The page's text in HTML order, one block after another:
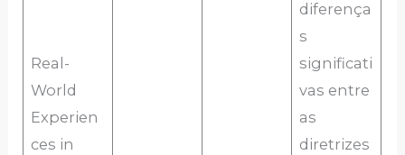
Real-
World
Experien
ces in
diferença
s
significati
vas entre
as
diretrizes